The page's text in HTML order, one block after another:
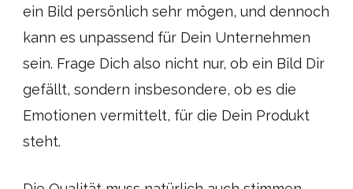
ein Bild persönlich sehr mögen, und dennoch
kann es unpassend für Dein Unternehmen
sein. Frage Dich also nicht nur, ob ein Bild Dir
gefällt, sondern insbesondere, ob es die
Emotionen vermittelt, für die Dein Produkt
steht.